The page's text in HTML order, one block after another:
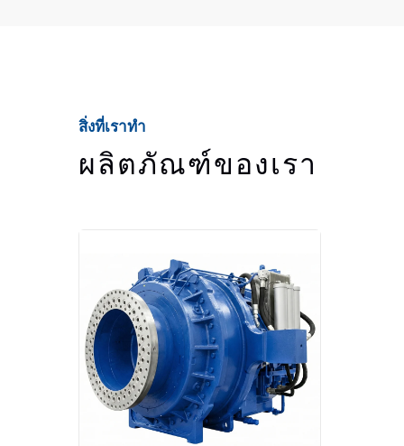
สิ่งที่เราทำ
ผลิตภัณฑ์ของเรา